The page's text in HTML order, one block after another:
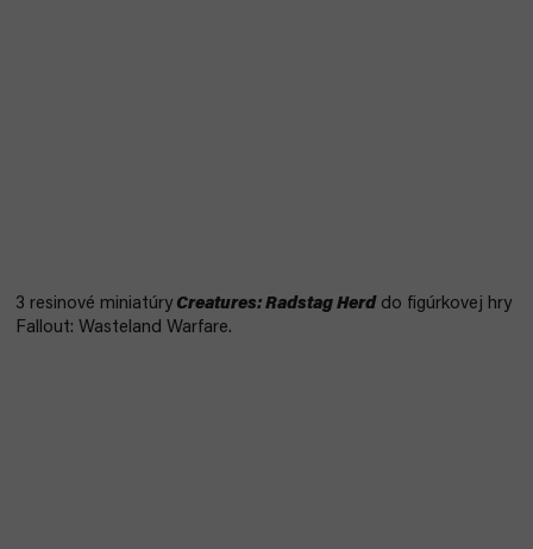
3 resinové miniatúry Creatures: Radstag Herd do figúrkovej hry
Fallout: Wasteland Warfare.